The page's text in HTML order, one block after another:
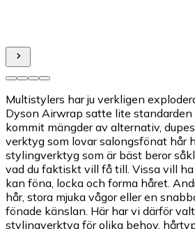
Multistylers har ju verkligen
Dyson Airwrap satte lite
kommit mängder av alternativ,
verktyg som lovar salongsfönat hår
stylingverktyg som är bäst beror
vad du faktiskt vill få till. Vissa vill
kan föna, locka och forma håret.
hår, stora mjuka vågor eller en
fönade känslan. Här har vi därför
stylingverktyg för olika behov,